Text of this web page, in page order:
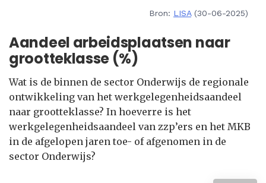
Bron: LISA(30-06-2025)
Aandeel arbeidsplaatsen naar
grootteklasse (%)
Wat is de binnen de sector Onderwijs de regionale
ontwikkeling van het werkgelegenheidsaandeel
naar grootteklasse? In hoeverre is het
werkgelegenheidsaandeel van zzp’ers en het MKB
in de afgelopen jaren toe- of afgenomen in de
sector Onderwijs?